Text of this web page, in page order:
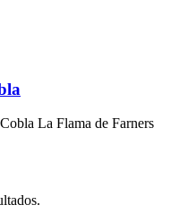
La Flama de Farners